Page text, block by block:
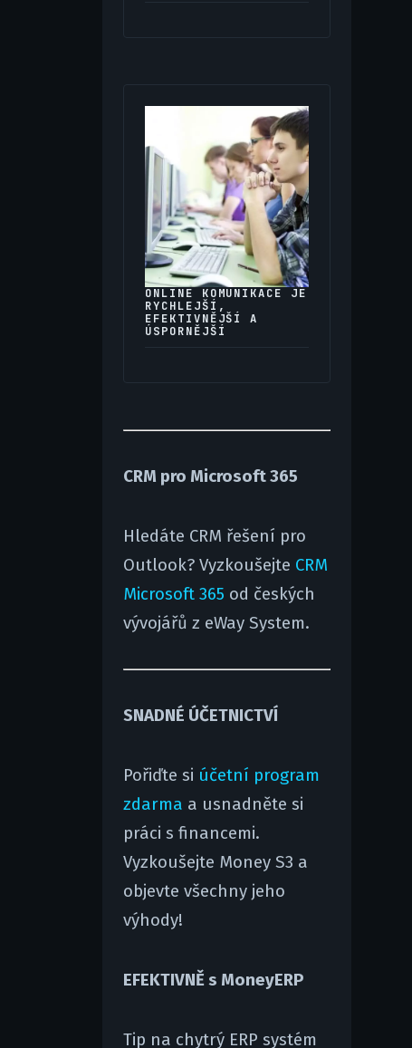
ONLINE KOMUNIKACE JE
RYCHLEJŠÍ,
EFEKTIVNĚJŠÍ A
ÚSPORNĚJŠÍ
CRM pro Microsoft 365
Hledáte CRM řešení pro
Outlook? Vyzkoušejte CRM
Microsoft 365 od českých
vývojářů z eWay System.
SNADNÉ ÚČETNICTVÍ
Pořiďte si účetní program
zdarma a usnadněte si
práci s financemi.
Vyzkoušejte Money S3 a
objevte všechny jeho
výhody!
EFEKTIVNĚ s MoneyERP
Tip na chytrý ERP systém